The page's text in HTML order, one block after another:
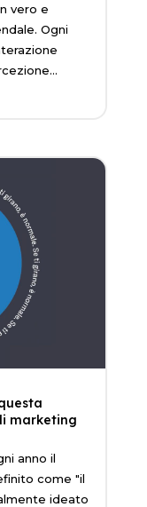
vero e
Ogni
marketing
anno il
come "il
ideato